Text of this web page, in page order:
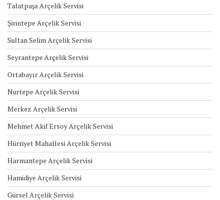
Talatpaşa Arçelik Servisi
Şirintepe Arçelik Servisi
Sultan Selim Arçelik Servisi
Seyrantepe Arçelik Servisi
Ortabayır Arçelik Servisi
Nurtepe Arçelik Servisi
Merkez Arçelik Servisi
Mehmet Akif Ersoy Arçelik Servisi
Hürriyet Mahallesi Arçelik Servisi
Harmantepe Arçelik Servisi
Hamidiye Arçelik Servisi
Gürsel Arçelik Servisi